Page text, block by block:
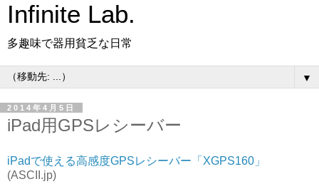
Infinite Lab.
多趣味で器用貧乏な日常
▼
2014年4月5日
iPad用GPSレシーバー
iPadで使える高感度GPSレシーバー「XGPS160」
(ASCII.jp)